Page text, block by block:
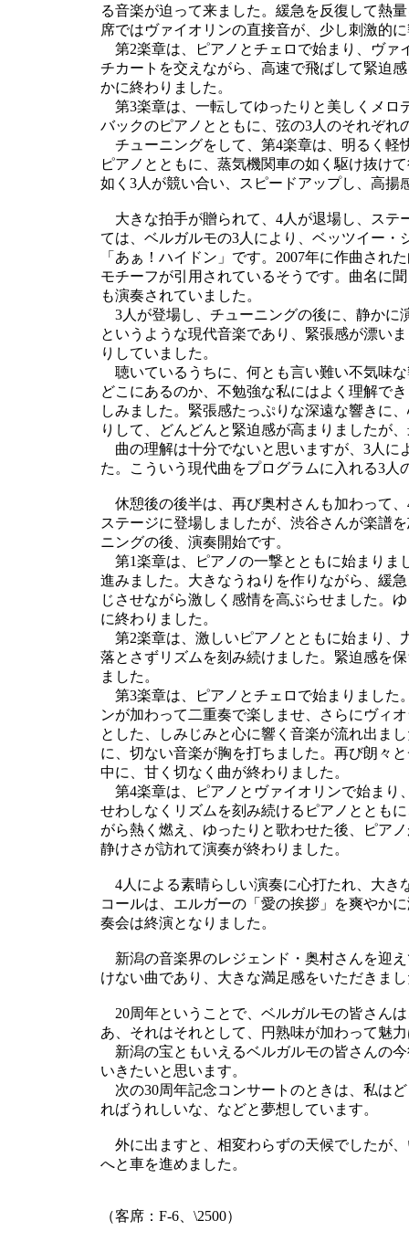
る音楽が迫って来ました。緩急を反復して熱
席ではヴァイオリンの直接音が、少し刺激的
第2楽章は、ピアノとチェロで始まり、ヴァ
チカートを交えながら、高速で飛ばして緊迫
かに終わりました。
第3楽章は、一転してゆったりと美しくメロ
バックのピアノとともに、弦の3人のそれぞれ
チューニングをして、第4楽章は、明るく軽
ピアノとともに、蒸気機関車の如く駆け抜け
如く3人が競い合い、スピードアップし、高揚
大きな拍手が贈られて、4人が退場し、ステ
ては、ベルガルモの3人により、ベッツイー
「あぁ！ハイドン」です。2007年に作曲され
モチーフが引用されているそうです。曲名に
も演奏されていました。
3人が登場し、チューニングの後に、静かに
というような現代音楽であり、緊張感が漂い
りしていました。
聴いているうちに、何とも言い難い不気味
どこにあるのか、不勉強な私にはよく理解で
しみました。緊張感たっぷりな深遠な響きに
りして、どんどんと緊迫感が高まりましたが
曲の理解は十分でないと思いますが、3人に
た。こういう現代曲をプログラムに入れる3
休憩後の後半は、再び奥村さんも加わって
ステージに登場しましたが、渋谷さんが楽譜
ニングの後、演奏開始です。
第1楽章は、ピアノの一撃とともに始まりま
進みました。大きなうねりを作りながら、緩
じさせながら激しく感情を高ぶらせました。
に終わりました。
第2楽章は、激しいピアノとともに始まり、
落とさずリズムを刻み続けました。緊迫感を
ました。
第3楽章は、ピアノとチェロで始まりました
ンが加わって二重奏で楽しませ、さらにヴィ
とした、しみじみと心に響く音楽が流れ出ま
に、切ない音楽が胸を打ちました。再び朗々
中に、甘く切なく曲が終わりました。
第4楽章は、ピアノとヴァイオリンで始まり
せわしなくリズムを刻み続けるピアノととも
がら熱く燃え、ゆったりと歌わせた後、ピア
静けさが訪れて演奏が終わりました。
4人による素晴らしい演奏に心打たれ、大き
コールは、エルガーの「愛の挨拶」を爽やか
奏会は終演となりました。
新潟の音楽界のレジェンド・奥村さんを迎
けない曲であり、大きな満足感をいただきま
20周年ということで、ベルガルモの皆さん
あ、それはそれとして、円熟味が加わって魅
新潟の宝ともいえるベルガルモの皆さんの
いきたいと思います。
次の30周年記念コンサートのときは、私は
ればうれしいな、などと夢想しています。
外に出ますと、相変わらずの天候でしたが
へと車を進めました。
（客席：F-6、\2500）